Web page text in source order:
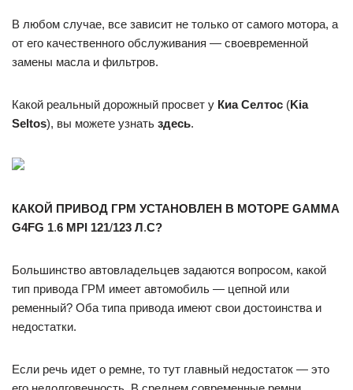
В любом случае, все зависит не только от самого мотора, а
от его качественного обслуживания — своевременной
замены масла и фильтров.
Какой реальный дорожный просвет у Киа Селтос (Kia
Seltos), вы можете узнать здесь.
КАКОЙ ПРИВОД ГРМ УСТАНОВЛЕН В МОТОРЕ GAMMA
G4FG 1.6 MPI 121/123 Л.С?
Большинство автовладельцев задаются вопросом, какой
тип привода ГРМ имеет автомобиль — цепной или
ременный? Оба типа привода имеют свои достоинства и
недостатки.
Если речь идет о ремне, то тут главный недостаток — это